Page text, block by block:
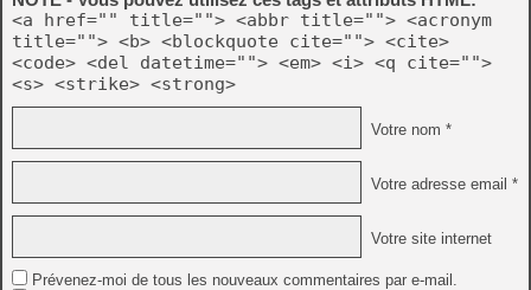
<a href="" title=""> <abbr title=""> <acronym
title=""> <b> <blockquote cite=""> <cite>
<code> <del datetime=""> <em> <i> <q cite="">
<s> <strike> <strong>
Votre nom *
Votre adresse email *
Votre site internet
Prévenez-moi de tous les nouveaux commentaires par e-mail.